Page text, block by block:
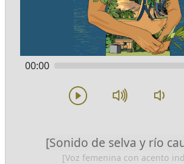
00:00
[Sonido de selva y río
[Voz femenina con acento